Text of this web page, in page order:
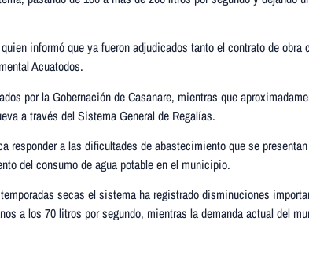
informó que ya fueron adjudicados tanto el contrato de obra
Acuatodos.
por la Gobernación de Casanare, mientras que
a través del Sistema General de Regalías.
a las dificultades de abastecimiento que se
del consumo de agua potable en el municipio.
secas el sistema ha registrado disminuciones
a los 70 litros por segundo, mientras la demanda actual del